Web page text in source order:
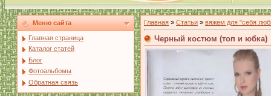
Меню сайта
Главная страница
Каталог статей
Блог
Фотоальбомы
Обратная связь
Главная » Статьи » вяжем для "себя
Черный костюм (топ и юбка)